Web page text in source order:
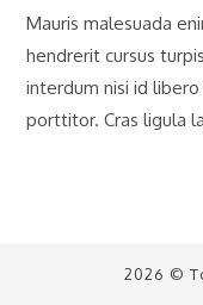
Mauris malesuada
hendrerit cursus
interdum nisi id
porttitor. Cras ligula
2026 ©